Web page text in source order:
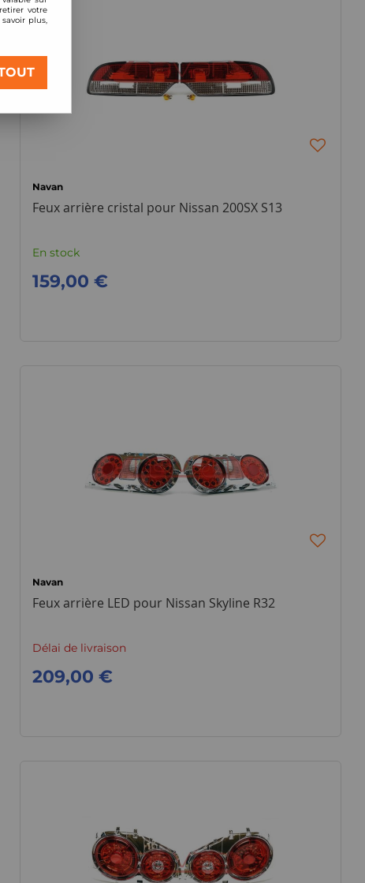
Navan
Feux arrière cristal pour Nissan 200SX S13
En stock
159,00 €
Navan
Feux arrière LED pour Nissan Skyline R32
Délai de livraison
209,00 €
votre
plus,